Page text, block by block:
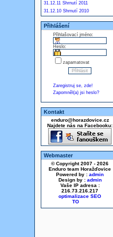
31.12.11 Shrnutí 2011
31.12.10 Shrnutí 2010
Přihlášení
Přihlašovací jméno:
Heslo:
zapamatovat
Zaregistruj se, zde!
Zapomněl(a) jsi heslo?
Kontakt
enduro@horazdovice.cz
Najdete nás na Facebooku:
Webmaster
© Copyright 2007 - 2026
Enduro team Horažďovice
Powered by : admin
Design by : admin
Vaše IP adresa :
216.73.216.217
optimalizace SEO